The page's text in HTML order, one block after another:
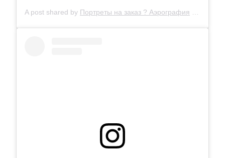
A post shared by Портреты на заказ ? Аэрография